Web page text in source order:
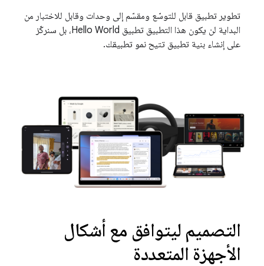
تطوير تطبيق قابل للتوسّع ومقسّم إلى وحدات وقابل للاختبار من
البداية لن يكون هذا التطبيق تطبيق Hello World، بل سنركّز
على إنشاء بنية تطبيق تتيح نمو تطبيقك.
التصميم ليتوافق مع أشكال
الأجهزة المتعددة